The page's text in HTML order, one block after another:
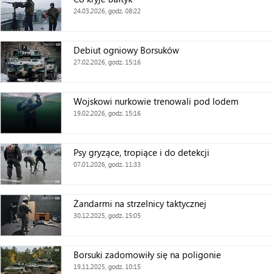
24.03.2026, godz. 08:22
Debiut ogniowy Borsuków
27.02.2026, godz. 15:16
Wojskowi nurkowie trenowali pod lodem
19.02.2026, godz. 15:16
Psy gryzące, tropiące i do detekcji
07.01.2026, godz. 11:33
Żandarmi na strzelnicy taktycznej
30.12.2025, godz. 15:05
Borsuki zadomowiły się na poligonie
19.11.2025, godz. 10:15